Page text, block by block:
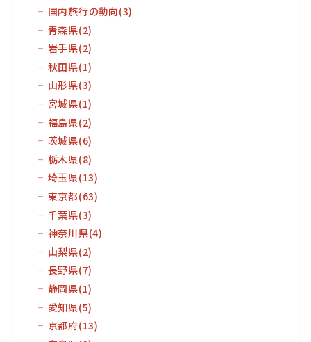
国内旅行の動向(3)
青森県(2)
岩手県(2)
秋田県(1)
山形県(3)
宮城県(1)
福島県(2)
茨城県(6)
栃木県(8)
埼玉県(13)
東京都(63)
千葉県(3)
神奈川県(4)
山梨県(2)
長野県(7)
静岡県(1)
愛知県(5)
京都府(13)